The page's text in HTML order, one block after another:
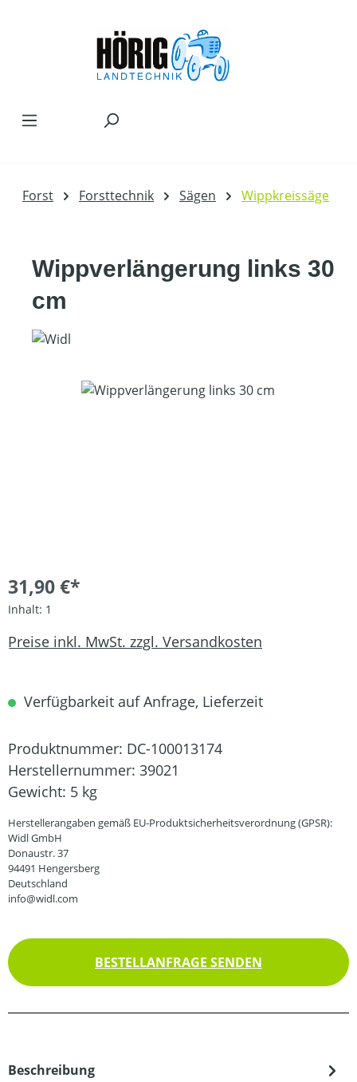
Forst Forsttechnik Sägen Wippkreissäge
Wippverlängerung links 30
cm
Bildergalerie überspringen
31,90 €*
Inhalt: 1
Preise inkl. MwSt. zzgl. Versandkosten
Verfügbarkeit auf Anfrage, Lieferzeit
Produktnummer: DC-100013174
Herstellernummer: 39021
Gewicht: 5 kg
Herstellerangaben gemäß EU-Produktsicherheitsverordnung (GPSR):
Widl GmbH
Donaustr. 37
94491 Hengersberg
Deutschland
info@widl.com
BESTELLANFRAGE SENDEN
Beschreibung